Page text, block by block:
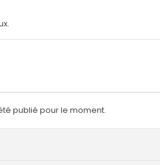
publié pour le moment.